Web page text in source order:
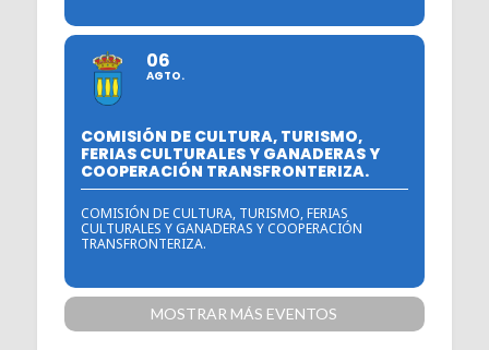
06
AGTO.
COMISIÓN DE CULTURA, TURISMO,
FERIAS CULTURALES Y GANADERAS Y
COOPERACIÓN TRANSFRONTERIZA.
COMISIÓN DE CULTURA, TURISMO, FERIAS
CULTURALES Y GANADERAS Y COOPERACIÓN
TRANSFRONTERIZA.
MOSTRAR MÁS EVENTOS